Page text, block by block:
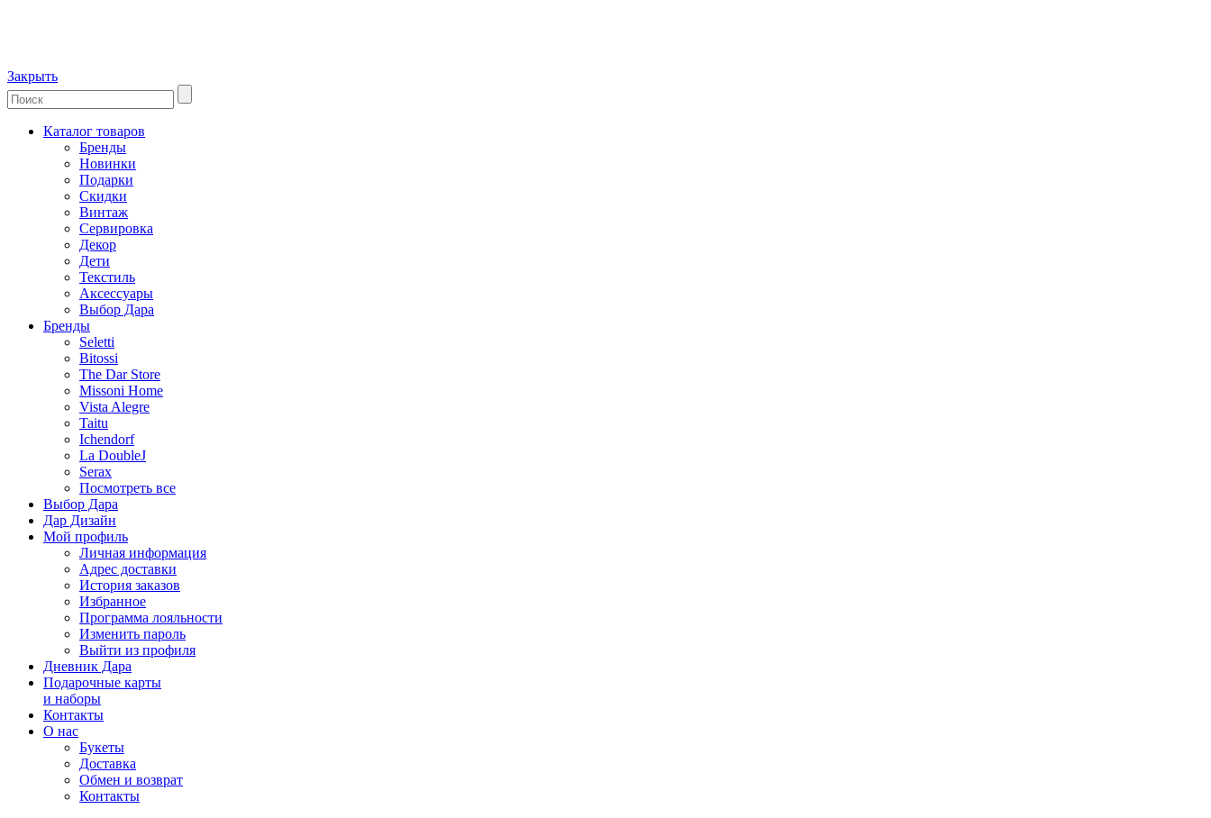
Закрыть
Каталог товаров
Бренды
Новинки
Подарки
Скидки
Винтаж
Сервировка
Декор
Дети
Текстиль
Аксессуары
Выбор Дара
Бренды
Seletti
Bitossi
The Dar Store
Missoni Home
Vista Alegre
Taitu
Ichendorf
La DoubleJ
Serax
Посмотреть все
Выбор Дара
Дар Дизайн
Мой профиль
Личная информация
Адрес доставки
История заказов
Избранное
Программа лояльности
Изменить пароль
Выйти из профиля
Дневник Дара
Подарочные карты
и наборы
Контакты
О нас
Букеты
Доставка
Обмен и возврат
Контакты